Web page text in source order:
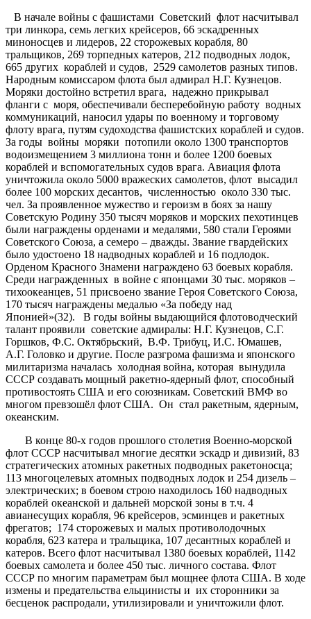
В начале войны с фашистами Советский флот насчитывал
три линкора, семь легких крейсеров, 66 эскадренных
миноносцев и лидеров, 22 сторожевых корабля, 80
тральщиков, 269 торпедных катеров, 212 подводных лодок,
665 других кораблей и судов, 2529 самолетов разных типов.
Народным комиссаром флота был адмирал Н.Г. Кузнецов.
Моряки достойно встретил врага, надежно прикрывал
фланги с моря, обеспечивали бесперебойную работу водных
коммуникаций, наносил удары по военному и торговому
флоту врага, путям судоходства фашистских кораблей и судов.
За годы войны моряки потопили около 1300 транспортов
водоизмещением 3 миллиона тонн и более 1200 боевых
кораблей и вспомогательных судов врага. Авиация флота
уничтожила около 5000 вражеских самолетов, флот высадил
более 100 морских десантов, численностью около 330 тыс.
чел. За проявленное мужество и героизм в боях за нашу
Советскую Родину 350 тысяч моряков и морских пехотинцев
были награждены орденами и медалями, 580 стали Героями
Советского Союза, а семеро – дважды. Звание гвардейских
было удостоено 18 надводных кораблей и 16 подлодок.
Орденом Красного Знамени награждено 63 боевых корабля.
Среди награжденных в войне с японцами 30 тыс. моряков –
тихоокеанцев, 51 присвоено звание Героя Советского Союза,
170 тысяч награждены медалью «За победу над
Японией»(32). В годы войны выдающийся флотоводческий
талант проявили советские адмиралы: Н.Г. Кузнецов, С.Г.
Горшков, Ф.С. Октябрьский, В.Ф. Трибуц, И.С. Юмашев,
А.Г. Головко и другие. После разгрома фашизма и японского
милитаризма началась холодная война, которая вынудила
СССР создавать мощный ракетно-ядерный флот, способный
противостоять США и его союзникам. Советский ВМФ во
многом превзошёл флот США. Он стал ракетным, ядерным,
океанским.
В конце 80-х годов прошлого столетия Военно-морской
флот СССР насчитывал многие десятки эскадр и дивизий, 83
стратегических атомных ракетных подводных ракетоносца;
113 многоцелевых атомных подводных лодок и 254 дизель –
электрических; в боевом строю находилось 160 надводных
кораблей океанской и дальней морской зоны в т.ч. 4
авианесущих корабля, 96 крейсеров, эсминцев и ракетных
фрегатов; 174 сторожевых и малых противолодочных
корабля, 623 катера и тральщика, 107 десантных кораблей и
катеров. Всего флот насчитывал 1380 боевых кораблей, 1142
боевых самолета и более 450 тыс. личного состава. Флот
СССР по многим параметрам был мощнее флота США. В ходе
измены и предательства ельцинисты и их сторонники за
бесценок распродали, утилизировали и уничтожили флот.